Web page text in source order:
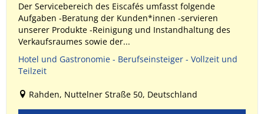
Der Servicebereich des Eiscafés umfasst folgende
Aufgaben -Beratung der Kunden*innen -servieren
unserer Produkte -Reinigung und Instandhaltung des
Verkaufsraumes sowie der...
Hotel und Gastronomie - Berufseinsteiger - Vollzeit und
Teilzeit
Rahden, Nuttelner Straße 50, Deutschland